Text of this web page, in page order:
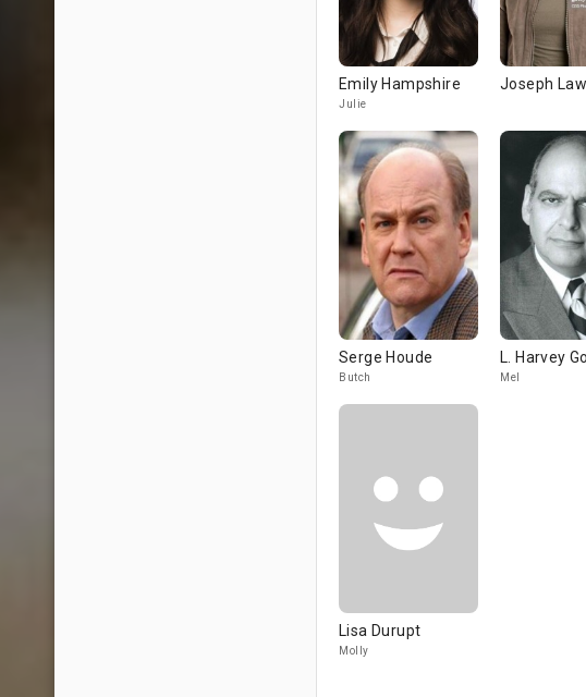
Emily Hampshire
Julie
Joseph
Serge Houde
Butch
L. Harvey
Mel
Lisa Durupt
Molly